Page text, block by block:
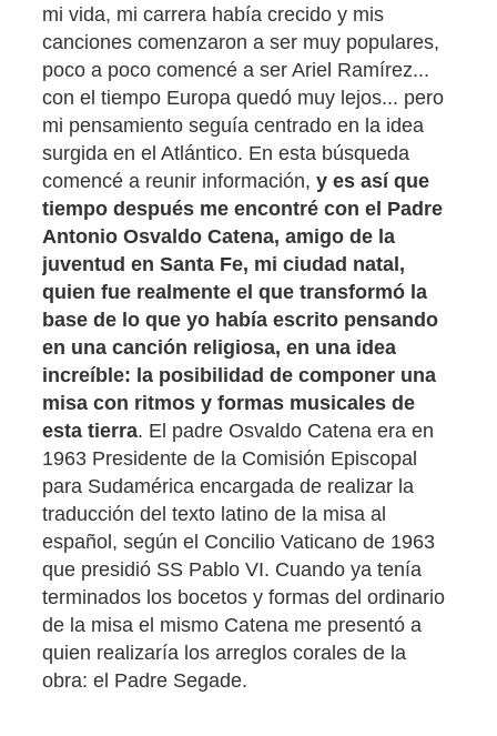
mi vida, mi carrera había crecido y mis
canciones comenzaron a ser muy populares,
poco a poco comencé a ser Ariel Ramírez...
con el tiempo Europa quedó muy lejos... pero
mi pensamiento seguía centrado en la idea
surgida en el Atlántico. En esta búsqueda
comencé a reunir información,y es así que
tiempo después me encontré con el Padre
Antonio Osvaldo Catena, amigo de la
juventud en Santa Fe, mi ciudad natal,
quien fue realmente el que transformó la
base de lo que yo había escrito pensando
en una canción religiosa, en una idea
increíble: la posibilidad de componer una
misa con ritmos y formas musicales de
esta tierra. El padre Osvaldo Catena era en
1963 Presidente de la Comisión Episcopal
para Sudamérica encargada de realizar la
traducción del texto latino de la misa al
español, según el Concilio Vaticano de 1963
que presidió SS Pablo VI. Cuando ya tenía
terminados los bocetos y formas del ordinario
de la misa el mismo Catena me presentó a
quien realizaría los arreglos corales de la
obra: el Padre Segade.